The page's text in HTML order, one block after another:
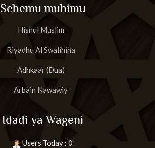
Sehemu muhimu
Hisnul Muslim
Riyadhu Al Swalihina
Adhkaar (Dua)
Arbain Nawawiy
Idadi ya Wageni
Users Today : 0